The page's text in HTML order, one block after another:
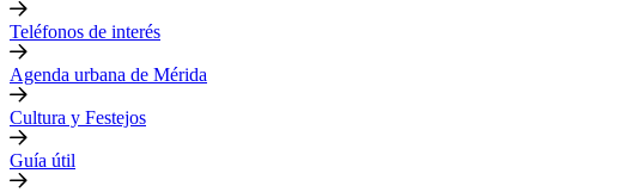
Teléfonos de interés
Agenda urbana de Mérida
Cultura y Festejos
Guía útil